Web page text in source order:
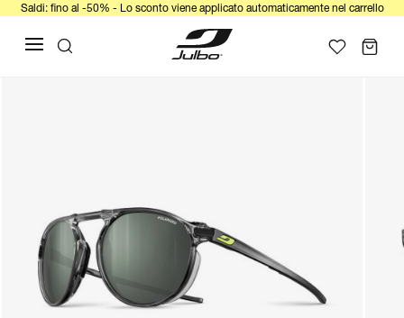
Saldi: fino al -50% - Lo sconto viene applicato automaticamente nel carrello